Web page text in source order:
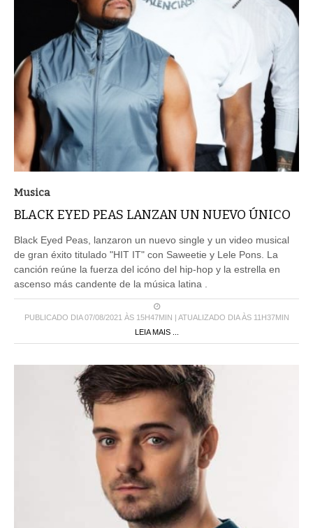
BLACK EYED PEAS LANZAN UN NUEVO ÚNICO
de gran éxito titulado "HIT IT" con Saweetie y Lele Pons. La
canción reúne la fuerza del icóno del hip-hop y la estrella en
ascenso más candente de la música latina .
PUBLICADO DIA 07/08/2021 ÀS 15H47MIN | ATUALIZADO DIA ÀS 11H37MIN
LEIA MAIS ...